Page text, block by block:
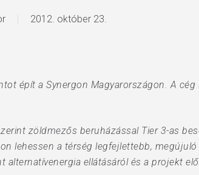
2012. október 23.
épít a Synergon Magyarországon. A cég
zöldmezős beruházással Tier 3-as
lehessen a térség legfejlettebb,
ellátásáról és a projekt